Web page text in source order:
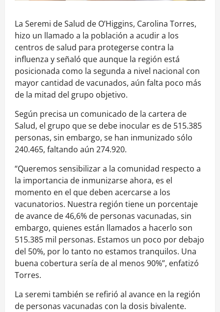
La Seremi de Salud de O’Higgins, Carolina Torres,
hizo un llamado a la población a acudir a los
centros de salud para protegerse contra la
influenza y señaló que aunque la región está
posicionada como la segunda a nivel nacional con
mayor cantidad de vacunados, aún falta poco más
de la mitad del grupo objetivo.
Según precisa un comunicado de la cartera de
Salud, el grupo que se debe inocular es de 515.385
personas, sin embargo, se han inmunizado sólo
240.465, faltando aún 274.920.
“Queremos sensibilizar a la comunidad respecto a
la importancia de inmunizarse ahora, es el
momento en el que deben acercarse a los
vacunatorios. Nuestra región tiene un porcentaje
de avance de 46,6% de personas vacunadas, sin
embargo, quienes están llamados a hacerlo son
515.385 mil personas. Estamos un poco por debajo
del 50%, por lo tanto no estamos tranquilos. Una
buena cobertura sería de al menos 90%”, enfatizó
Torres.
La seremi también se refirió al avance en la región
de personas vacunadas con la dosis bivalente.